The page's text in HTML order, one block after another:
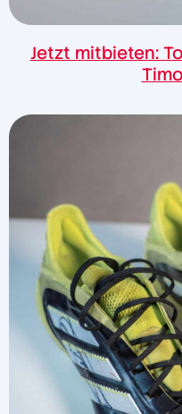
Jetzt mitbieten: